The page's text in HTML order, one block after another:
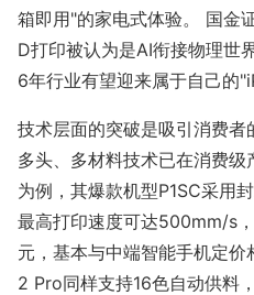
箱即用"的家电式体验。 国金
D打印被认为是AI衔接物理世
6年行业有望迎来属于自己的
技术层面的突破是吸引消费者
多头、多材料技术已在消费
为例，其爆款机型P1SC采用
最高打印速度可达500mm/s
元，基本与中端智能手机定
2 Pro同样支持16色自动供料